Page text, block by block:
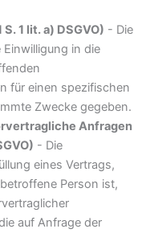
1 lit. a) DSGVO) - Die
in die
für einen spezifischen
Zwecke gegeben.
Anfragen
- Die
eines Vertrags,
Person ist,
auf Anfrage der